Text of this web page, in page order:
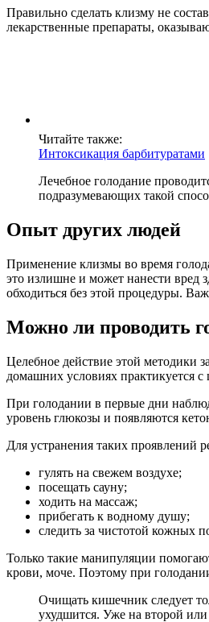
Правильно сделать клизму не
лекарственные препараты,
Читайте также:
Интоксикация барбитуратами
Лечебное голодание
подразумевающих такой
Опыт других людей
Применение клизмы во время
это излишне и может нанести вред
обходиться без этой процедуры.
Можно ли проводить
Целебное действие этой методики
домашних условиях практикуется с
При голодании в первые дни
уровень глюкозы и появляются
Для устранения таких проявлений
гулять на свежем воздухе;
посещать сауну;
ходить на массаж;
прибегать к водному душу;
следить за чистотой кожных
Только такие манипуляции
крови, моче. Поэтому при
Очищать кишечник следует
ухудшится. Уже на второй или